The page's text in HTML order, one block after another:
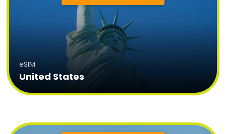
eSIM
United States